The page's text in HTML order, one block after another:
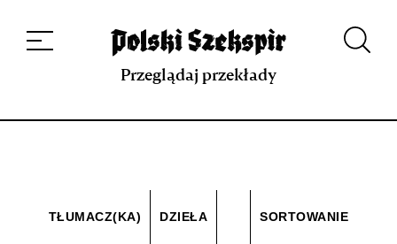
projekcie
Kontakt Indeks strony Aplikacja
Repozytorium XIX w.
Przeglądaj przekłady
TŁUMACZ(KA) DZIEŁA SORTOWANIE